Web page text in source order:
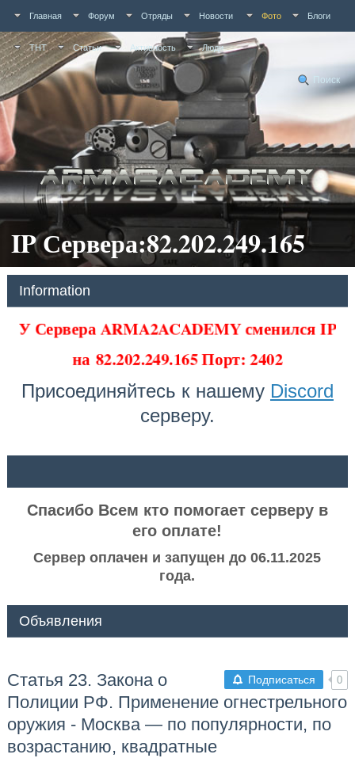
Главная Форум Отряды Новости Фото Блоги
ТНТ Статьи Активность Люди
Поиск
IP Сервера:82.202.249.165
Information
У Сервера ARMA2ACADEMY сменился IP
на82.202.249.165 Порт: 2402
Присоединяйтесь к нашему Discord
серверу.
Спасибо Всем кто помогает серверу в
его оплате!
Сервер оплачен и запущен до 06.11.2025
года.
Объявления
Подписаться 0
Статья 23. Закона о
Полиции РФ. Применение огнестрельного
оружия - Москва — по популярности, по
возрастанию, квадратные